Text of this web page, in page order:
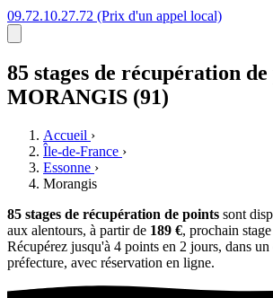
09.72.10.27.72 (Prix d'un appel local)
85 stages de récupération
MORANGIS (91)
Accueil ›
Île-de-France ›
Essonne ›
Morangis
85 stages de récupération de points sont
aux alentours, à partir de 189 €, prochain stage
Récupérez jusqu'à 4 points en 2 jours, dans un
préfecture, avec réservation en ligne.